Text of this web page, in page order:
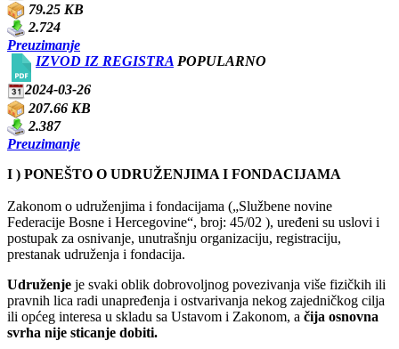
79.25 KB
2.724
Preuzimanje
IZVOD IZ REGISTRA POPULARNO
2024-03-26
207.66 KB
2.387
Preuzimanje
I ) PONEŠTO O UDRUŽENJIMA I FONDACIJAMA
Zakonom o udruženjima i fondacijama („Službene novine
Federacije Bosne i Hercegovine“, broj: 45/02 ), uređeni su uslovi i
postupak za osnivanje, unutrašnju organizaciju, registraciju,
prestanak udruženja i fondacija.
Udruženje je svaki oblik dobrovoljnog povezivanja više fizičkih ili
pravnih lica radi unapređenja i ostvarivanja nekog zajedničkog cilja
ili općeg interesa u skladu sa Ustavom i Zakonom, a čija osnovna
svrha nije sticanje dobiti.